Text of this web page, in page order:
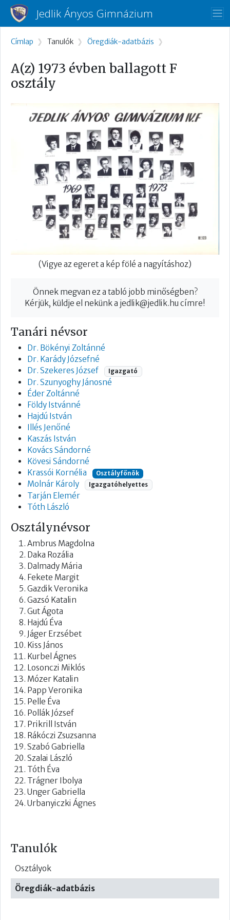
Ugrás a tartalomra
Jedlik Ányos Gimnázium
Tanulók
Osztályok
Öregdiák-adatbázis
Morzsa
Címlap Tanulók Öregdiák-adatbázis
A(z) 1973 évben ballagott F
osztály
(Vigye az egeret a kép fölé a nagyításhoz)
Önnek megvan ez a tabló jobb minőségben?
Kérjük, küldje el nekünk a jedlik@jedlik.hu címre!
Tanári névsor
Dr. Bökényi Zoltánné
Dr. Karády Józsefné
Dr. Szekeres József
Igazgató
Dr. Szunyoghy Jánosné
Éder Zoltánné
Földy Istvánné
Hajdú István
Illés Jenőné
Kaszás István
Kovács Sándorné
Kövesi Sándorné
Krassói Kornélia
Osztályfőnök
Molnár Károly Igazgatóhelyettes
Tarján Elemér
Tóth László
Osztálynévsor
Ambrus Magdolna
Daka Rozália
Dalmady Mária
Fekete Margit
Gazdik Veronika
Gazsó Katalin
Gut Ágota
Hajdú Éva
Jáger Erzsébet
Kiss János
Kurbel Ágnes
Losonczi Miklós
Mózer Katalin
Papp Veronika
Pelle Éva
Pollák József
Prikrill István
Rákóczi Zsuzsanna
Szabó Gabriella
Szalai László
Tóth Éva
Trágner Ibolya
Unger Gabriella
Urbanyiczki Ágnes